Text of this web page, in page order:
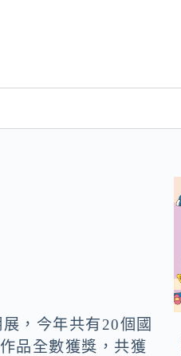
，今年共有20個國
品全數獲獎，共獲